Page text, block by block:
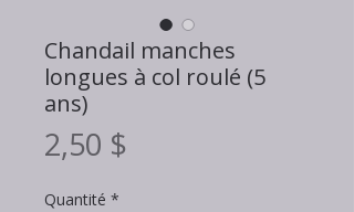
Chandail manches
longues à col roulé (5
ans)
2,50 $
Quantité *